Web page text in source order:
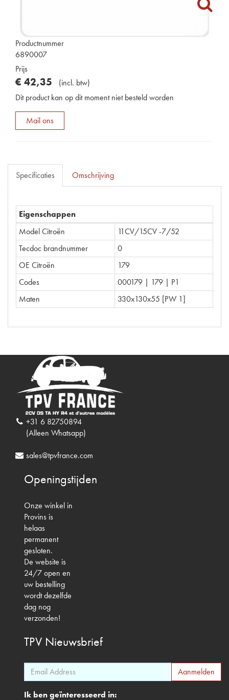
Productnummer
6890007
Prijs
€ 42,35 (incl. btw)
Dit product kan op dit moment niet besteld worden
Mail ons
Specificaties Omschrijving
Eigenschappen
Model Citroën
11CV/15CV -7/52
Tecdoc brandnummer
0
OE Citroën
179
Codes
000179 | 179 | P1
Maten
330x130x55 [PW 1]
+31 6 82750894
(Alleen Whatsapp)
sales@tpvfrance.com
Openingstijden
Onze winkel in
Provins is
helaas
permanent
gesloten.
De website is
24/7 open en
uw bestelling
wordt dezelfde
dag nog
verzonden!
TPV Nieuwsbrief
Ik ben geïnteresseerd in: